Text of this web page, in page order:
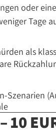
oder
Tage
als
Szenarien
10